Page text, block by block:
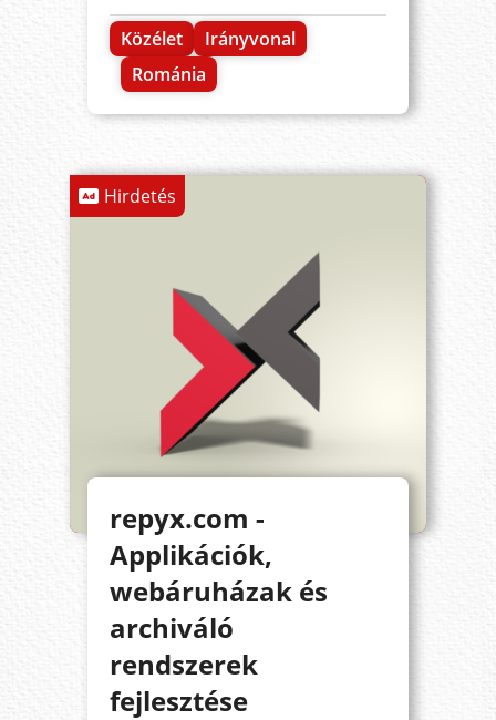
Közélet
Irányvonal
Románia
Hirdetés
repyx.com -
Applikációk,
webáruházak és
archiváló
rendszerek
fejlesztése